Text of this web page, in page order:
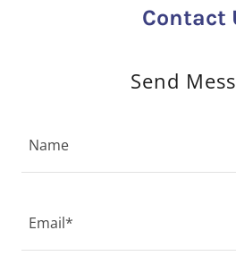
Contact
Send
Name
Email*